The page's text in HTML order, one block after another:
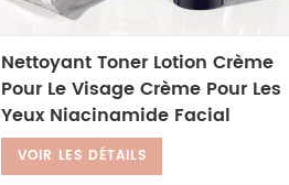
Nettoyant Toner Lotion Crème
Pour Le Visage Crème Pour Les
Yeux Niacinamide Facial
Blanchissant Ensemble De Soins
De La Peau
VOIR LES DÉTAILS